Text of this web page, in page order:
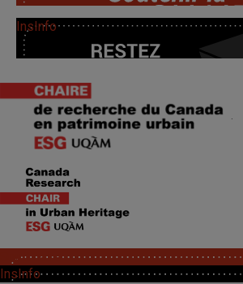
InsInfo
SoutChaire
InsInfo